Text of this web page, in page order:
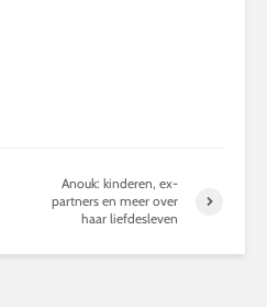
Anouk: kinderen, ex-
partners en meer over
haar liefdesleven